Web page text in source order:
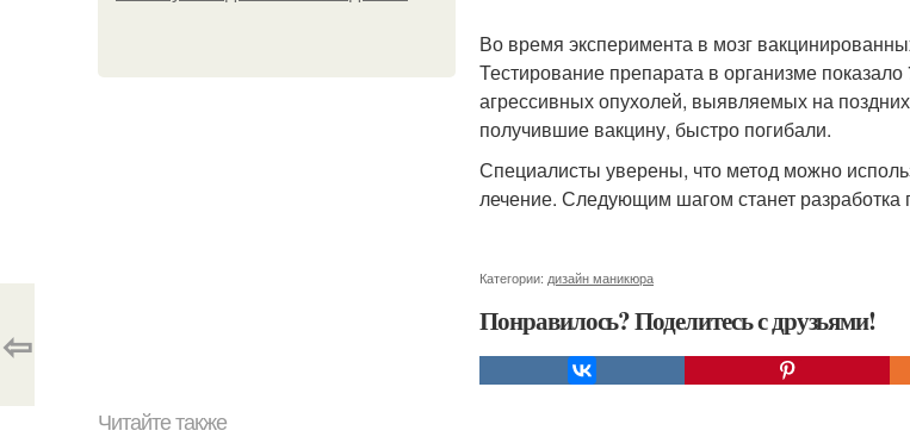
Во время эксперимента в мозг
Тестирование препарата в организме
агрессивных опухолей, выявляемых на
получившие вакцину, быстро погибали.
Специалисты уверены, что метод можно
лечение. Следующим шагом станет
Категории: дизайн маникюра
Понравилось? Поделитесь с друзьями!
⇦
Читайте также